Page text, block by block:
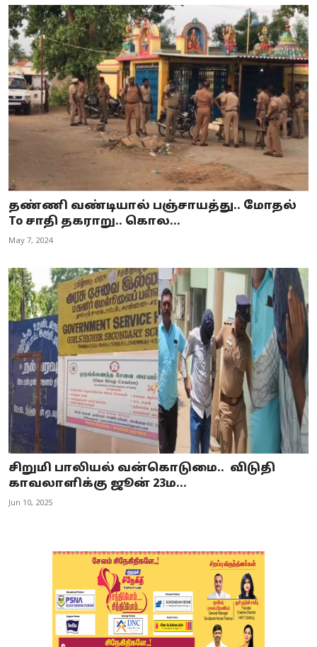
தண்ணி வண்டியால் பஞ்சாயத்து.. மோதல்
To சாதி தகராறு.. கொல...
May 7, 2024
சிறுமி பாலியல் வன்கொடுமை.. விடுதி
காவலாளிக்கு ஜூன் 23ம...
Jun 10, 2025